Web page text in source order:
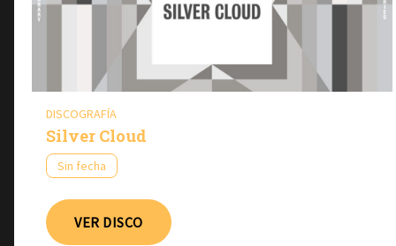
DISCOGRAFÍA
Silver Cloud
Sin fecha
VER DISCO